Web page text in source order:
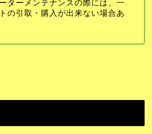
ターメンテナンスの際には、一
の引取・購入が出来ない場合あ